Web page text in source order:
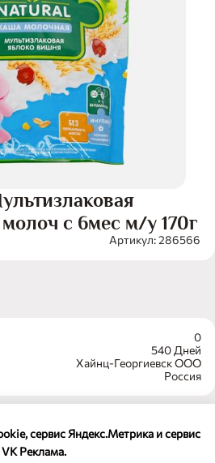
сервис Яндекс.Метрика и сервис
VK Реклама.
с 6мес м/у 170г
Артикул: 286566
0
540 Дней
Хайнц-Георгиевск ООО
Россия